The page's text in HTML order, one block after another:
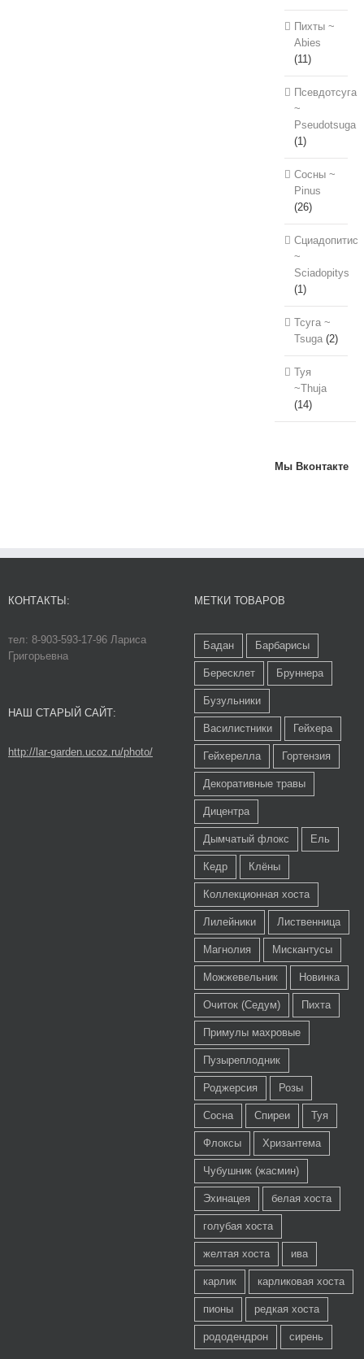
Пихты ~
Abies
(11)
Псевдотсуга
~
Pseudotsuga
(1)
Сосны ~
Pinus
(26)
Сциадопитис
~
Sciadopitys
(1)
Тсуга ~
Tsuga (2)
Туя
~Thuja
(14)
Мы Вконтакте
КОНТАКТЫ:
тел: 8-903-593-17-96 Лариса
Григорьевна
НАШ СТАРЫЙ САЙТ:
http://lar-garden.ucoz.ru/photo/
МЕТКИ ТОВАРОВ
Бадан Барбарисы
Бересклет Бруннера
Бузульники
Василистники Гейхера
Гейхерелла Гортензия
Декоративные травы
Дицентра
Дымчатый флокс Ель
Кедр Клёны
Коллекционная хоста
Лилейники Лиственница
Магнолия Мискантусы
Можжевельник Новинка
Очиток (Седум) Пихта
Примулы махровые
Пузыреплодник
Роджерсия Розы
Сосна Спиреи Туя
Флоксы Хризантема
Чубушник (жасмин)
Эхинацея белая хоста
голубая хоста
желтая хоста ива
карлик карликовая хоста
пионы редкая хоста
рододендрон сирень